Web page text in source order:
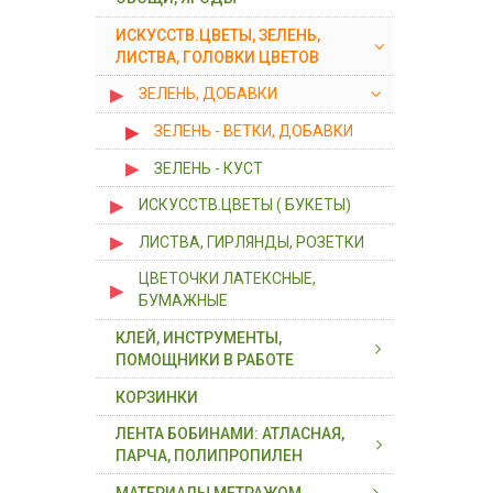
6 х 10 х 3
7 х 7
7 х 7 х 5
БУБЕНЧИКИ, КОЛОКОЛЬЧИКИ,
ПАЙЕТКИ
ГЛАЗКИ, НОСИКИ
ДЕКОР ПЕНОПЛАСТОВЫЙ
ДЕКОР ТКАНЕВОЙ
ПЕРЬЯ
ПОМПОНЫ, ПРОВОЛОКА
"ШЕНИЛ"
ПРИЩЕПКИ, ЗАГОТОВКИ
ПТИЧКИ, БАБОЧКИ, БОЖЬИ
КОРОВКИ
ГРИБЫ, ОРЕХИ, ОВОЩИ
ФРУКТЫ, ЯГОДЫ
ИСКУССТВ.ЦВЕТЫ, ЗЕЛЕНЬ,
ЛИСТВА, ГОЛОВКИ ЦВЕТОВ
ЗЕЛЕНЬ, ДОБАВКИ
ЗЕЛЕНЬ - ВЕТКИ, ДОБАВКИ
ЗЕЛЕНЬ - КУСТ
ИСКУССТВ.ЦВЕТЫ ( БУКЕТЫ)
ЛИСТВА, ГИРЛЯНДЫ, РОЗЕТКИ
ЦВЕТОЧКИ ЛАТЕКСНЫЕ,
БУМАЖНЫЕ
КЛЕЙ, ИНСТРУМЕНТЫ,
ПОМОЩНИКИ В РАБОТЕ
КЛЕЙ, ИНСТРУМЕНТЫ
ПОМОЩНИКИ В РАБОТЕ
ТЕЙП-ЛЕНТА, СКОТЧ
КОРЗИНКИ
ЛЕНТА БОБИНАМИ: АТЛАСНАЯ,
ПАРЧА, ПОЛИПРОПИЛЕН